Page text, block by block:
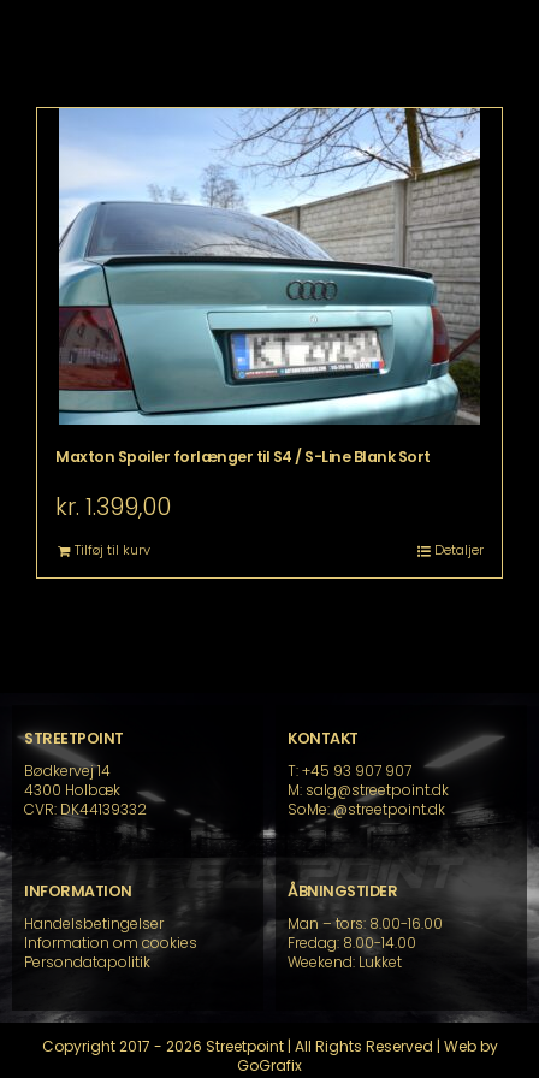
Maxton Spoiler forlænger til S4 / S-Line Blank Sort
kr. 1.399,00
Tilføj til kurv Detaljer
STREETPOINT
Bødkervej 14
4300 Holbæk
CVR: DK44139332
KONTAKT
T: +45 93 907 907
M: salg@streetpoint.dk
SoMe:@streetpoint.dk
INFORMATION
Handelsbetingelser
Information om cookies
Persondatapolitik
ÅBNINGSTIDER
Man – tors: 8.00-16.00
Fredag: 8.00-14.00
Weekend: Lukket
Copyright 2017 - 2026 Streetpoint | All Rights Reserved | Web by
GoGrafix